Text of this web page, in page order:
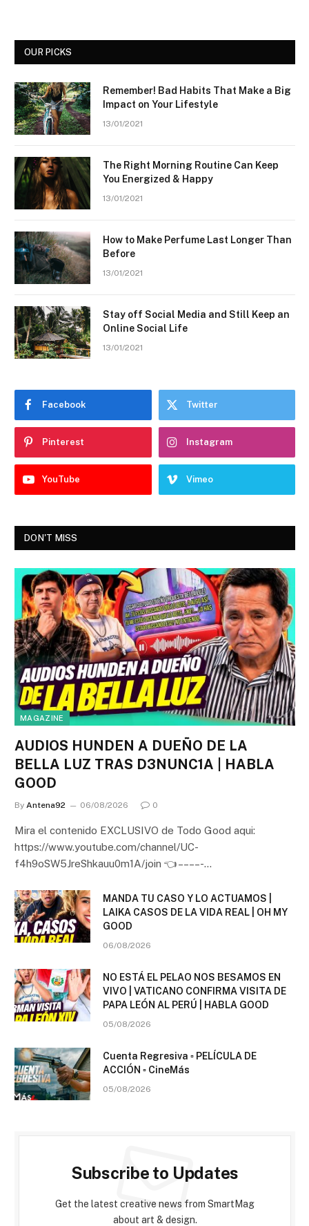
OUR PICKS
Remember! Bad Habits That Make a Big
Impact on Your Lifestyle
13/01/2021
The Right Morning Routine Can Keep
You Energized & Happy
13/01/2021
How to Make Perfume Last Longer Than
Before
13/01/2021
Stay off Social Media and Still Keep an
Online Social Life
13/01/2021
Facebook Twitter
Pinterest Instagram
YouTube Vimeo
DON'T MISS
MAGAZINE
AUDIOS HUNDEN A DUEÑO DE LA
BELLA LUZ TRAS D3NUNC1A | HABLA
GOOD
By Antena92 06/08/2026 0
Mira el contenido EXCLUSIVO de Todo Good aqui:
https://www.youtube.com/channel/UC-
f4h9oSW5JreShkauu0m1A/join 👈 – – – – -…
MANDA TU CASO Y LO ACTUAMOS |
LAIKA CASOS DE LA VIDA REAL | OH MY
GOOD
06/08/2026
NO ESTÁ EL PELAO NOS BESAMOS EN
VIVO | VATICANO CONFIRMA VISITA DE
PAPA LEÓN AL PERÚ | HABLA GOOD
05/08/2026
Cuenta Regresiva ▫️ PELÍCULA DE
ACCIÓN ▫️ CineMás
05/08/2026
Subscribe to Updates
Get the latest creative news from SmartMag
about art & design.